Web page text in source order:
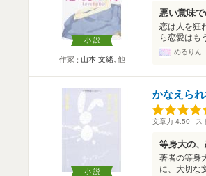
小説
作家 山本 文緒､他
悪い意味
恋は人を狂
ら恋愛はも
めるりん
小説
かなえら
文章力 4.50 ス
等身大の
著者の等身
に、大切な